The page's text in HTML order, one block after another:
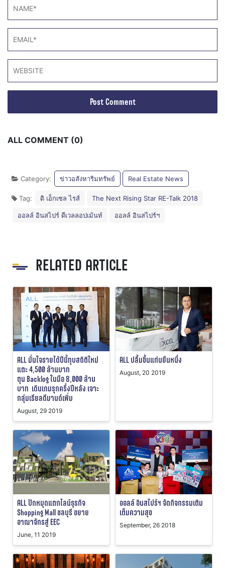
ALL COMMENT (0)
Category: ข่าวอสังหาริมทรัพย์ Real Estate News
Tag: ดิ เอ็กเซล ไรส์ The Next Rising Star RE-Talk 2018
ออลล์ อินสไปร์ ดีเวลลอปเม้นท์ ออลล์ อินสไปร์ฯ
RELATED ARTICLE
ALL มั่นใจรายได้ปีนี้ทุบสถิติใหม่
แตะ 4,500 ล้านบาท
ตุน Backlog ในมือ 8,000 ล้าน
บาท เดินเกมรุกครึ่งปีหลัง เจาะ
กลุ่มเรียลดีมานด์เพิ่ม
August, 29 2019
ALL ปลื้มขึ้นแท่นยืนหนึ่ง
August, 20 2019
ALL ปักหมุดแตกไลน์ธุรกิจ
Shopping Mall ชลบุรี ขยาย
อาณาจักรสู่ EEC
June, 11 2019
ออลล์ อินสไปร์ฯ จัดกิจกรรมเติม
เต็มความสุข
September, 26 2018